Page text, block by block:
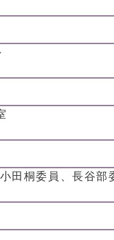
田桐委員、長谷部